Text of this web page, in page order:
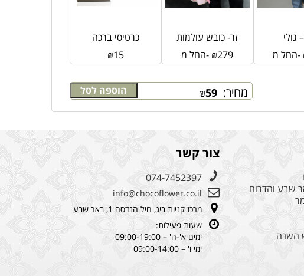
מחיר: ₪59 הוספה לסל
כרטיסי ברכה
₪15
זר- כובש עולמות
החל מ- ₪279
גולי
החל מ-
שבע והדרום
השנה
צור קשר
074-7452397
info@chocoflower.co.il
מרכז קניות ביג, חיל הנדסה 1, באר שבע
שעות פעילות:
ימים א'-ה' – 09:00-19:00
ימי ו' – 09:00-14:00